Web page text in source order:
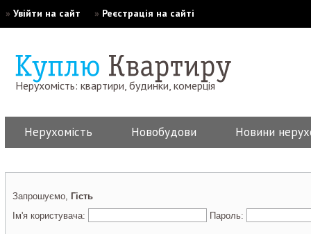
» Увійти на сайт » Реєстрація на сайті
Нерухомість: квартири, будинки, комерція
Нерухомість Новобудови Новини
Запрошуємо, Гість
Ім'я користувача:
Пароль: